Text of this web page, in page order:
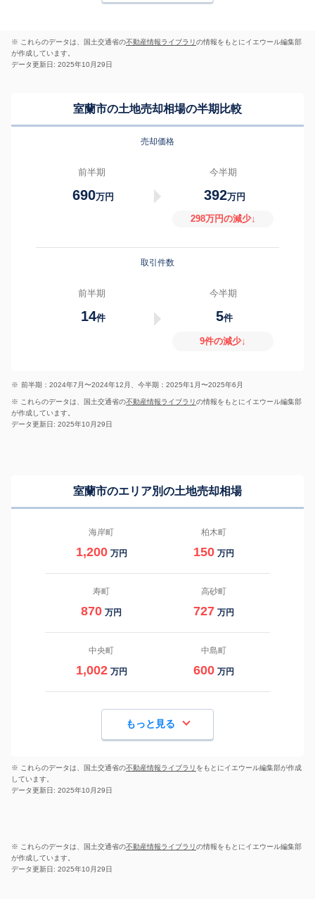
※ これらのデータは、国土交通省の不動産情報ライブラリの情報をもとにイエウール編集部
が作成しています。
データ更新日: 2025年10月29日
室蘭市の土地売却相場の半期比較
売却価格
前半期
690万円
今半期
392万円
298万円の減少↓
取引件数
前半期
14件
今半期
5件
9件の減少↓
※ 前半期：2024年7月〜2024年12月、今半期：2025年1月〜2025年6月
※ これらのデータは、国土交通省の不動産情報ライブラリの情報をもとにイエウール編集部
が作成しています。
データ更新日: 2025年10月29日
室蘭市のエリア別の土地売却相場
海岸町
1,200 万円
柏木町
150 万円
寿町
870 万円
高砂町
727 万円
中央町
1,002 万円
中島町
600 万円
もっと見る
※ これらのデータは、国土交通省の不動産情報ライブラリ をもとにイエウール編集部が作成
しています。
データ更新日: 2025年10月29日
※ これらのデータは、国土交通省の不動産情報ライブラリの情報をもとにイエウール編集部
が作成しています。
データ更新日: 2025年10月29日